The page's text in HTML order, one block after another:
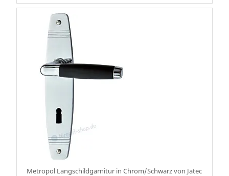
Metropol Langschildgarnitur in Chrom/Schwarz von Jatec